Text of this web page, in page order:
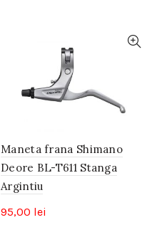
Maneta frana Shimano
Deore BL-T611 Stanga
Argintiu
95,00 lei